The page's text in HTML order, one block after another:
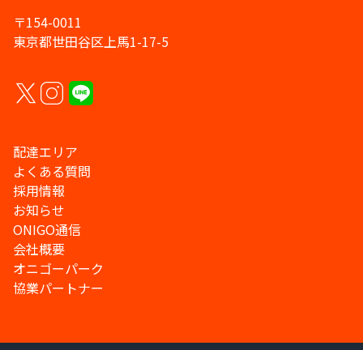
〒154-0011
東京都世田谷区上馬1-17-5
配達エリア
よくある質問
採用情報
お知らせ
ONIGO通信
会社概要
オニゴーパーク
協業パートナー